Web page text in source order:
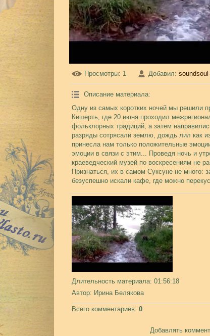
Просмотры: 1 Добавил:
Описание материала:
Одну из самых коротких ночей мы решили
Кишерть, где 20 июня проходил
фольклорных традиций, а затем
разряды сотрясали землю, дождь лил как
принесла нам только положительные
эмоции в связи с этим... Проведя ночь и
краеведческий музей по воскресениям не
Признаться, их в самом Суксуне не много:
безуспешно искали кафе, где можно
Длительность материала: 01:56:18
Автор: Ирина Белякова
Всего комментариев: 0
Добавлять